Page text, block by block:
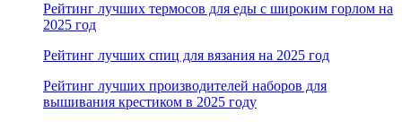
Рейтинг лучших термосов для еды с широким горлом на
2025 год
Рейтинг лучших спиц для вязания на 2025 год
Рейтинг лучших производителей наборов для
вышивания крестиком в 2025 году